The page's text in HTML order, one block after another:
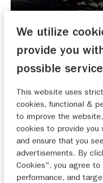
Persbericht| 04-08-2026
Cruise control
Suzuki 800cc-
Suzuki breidt het
haar populaire
hoogwaardige
het rijden van
comfortabeler en
hele persbericht.
We utilize
provide you
possible
This website uses
cookies, functional &
to improve the
cookies to provide you
and ensure that you
advertisements. By
Cookies", you agree to
performance, and